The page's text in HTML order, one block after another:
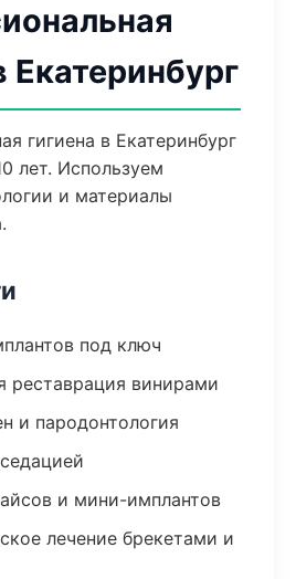
Екатеринбург
гигиена в Екатеринбург
лет. Используем
и материалы
под ключ
реставрация винирами
и пародонтология
и мини-имплантов
лечение брекетами и